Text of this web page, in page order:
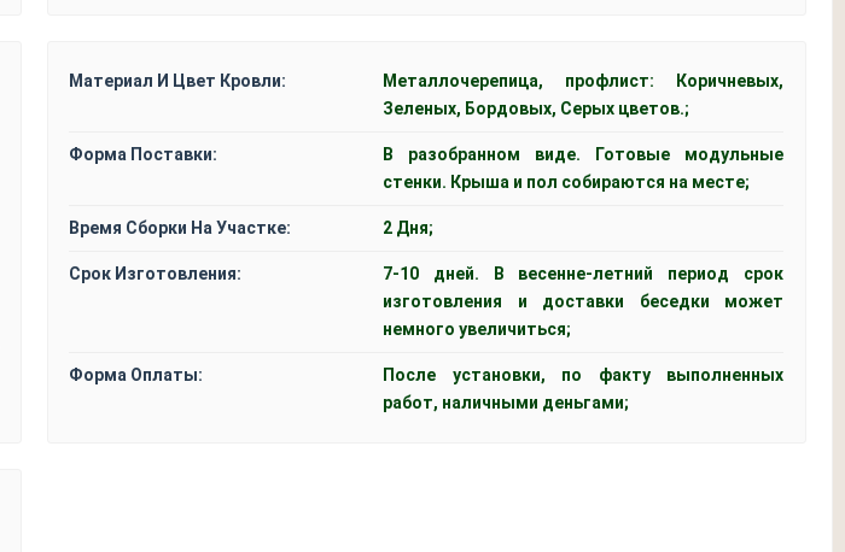
Материал И Цвет Кровли:
Металлочерепица, профлист: Коричневых,
Зеленых, Бордовых, Серых цветов.;
Форма Поставки:
В разобранном виде. Готовые модульные
стенки. Крыша и пол собираются на месте;
Время Сборки На Участке: 2 Дня;
Срок Изготовления:
7-10 дней. В весенне-летний период срок
изготовления и доставки беседки может
немного увеличиться;
Форма Оплаты:
После установки, по факту выполненных
работ, наличными деньгами;